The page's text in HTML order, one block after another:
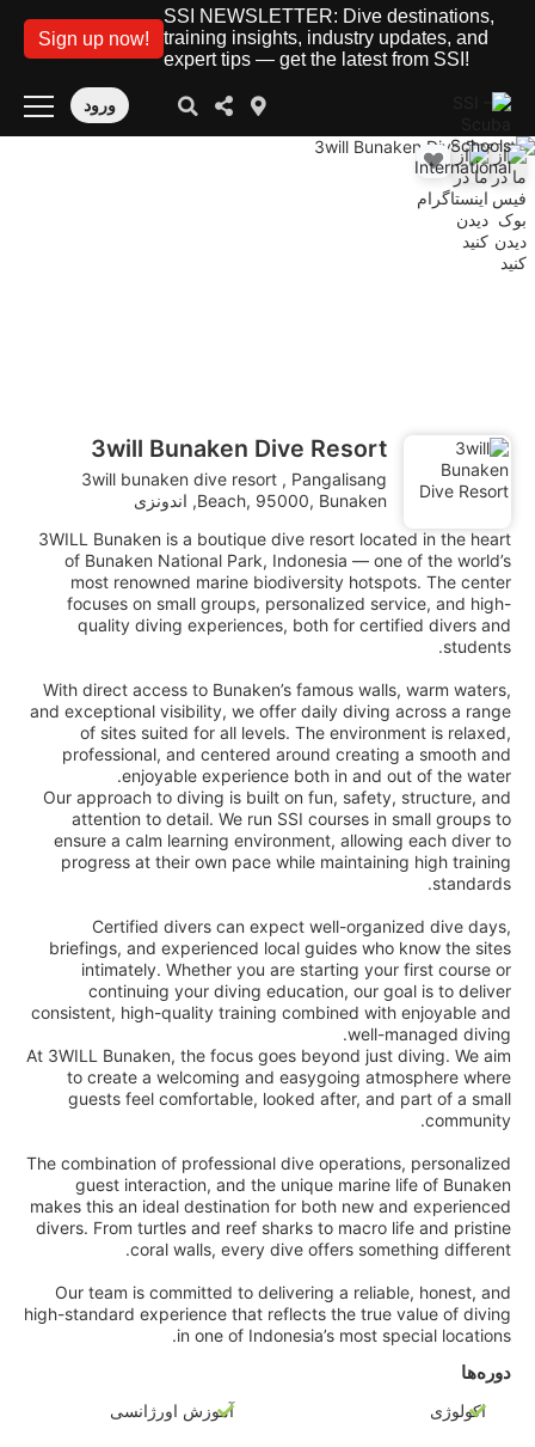
SSI NEWSLETTER: Dive destinations,
training insights, industry updates, and
expert tips — get the latest from SSI!
Sign up now!
ورود
3will Bunaken Dive Resort
3will bunaken dive resort , Pangalisang
Beach, 95000, Bunaken, اندونزی
3WILL Bunaken is a boutique dive resort located in the heart
of Bunaken National Park, Indonesia — one of the world’s
most renowned marine biodiversity hotspots. The center
focuses on small groups, personalized service, and high-
quality diving experiences, both for certified divers and
students.
With direct access to Bunaken’s famous walls, warm waters,
and exceptional visibility, we offer daily diving across a range
of sites suited for all levels. The environment is relaxed,
professional, and centered around creating a smooth and
enjoyable experience both in and out of the water.
Our approach to diving is built on fun, safety, structure, and
attention to detail. We run SSI courses in small groups to
ensure a calm learning environment, allowing each diver to
progress at their own pace while maintaining high training
standards.
Certified divers can expect well-organized dive days,
briefings, and experienced local guides who know the sites
intimately. Whether you are starting your first course or
continuing your diving education, our goal is to deliver
consistent, high-quality training combined with enjoyable and
well-managed diving.
At 3WILL Bunaken, the focus goes beyond just diving. We aim
to create a welcoming and easygoing atmosphere where
guests feel comfortable, looked after, and part of a small
community.
The combination of professional dive operations, personalized
guest interaction, and the unique marine life of Bunaken
makes this an ideal destination for both new and experienced
divers. From turtles and reef sharks to macro life and pristine
coral walls, every dive offers something different.
Our team is committed to delivering a reliable, honest, and
high-standard experience that reflects the true value of diving
in one of Indonesia’s most special locations.
دوره‌ها
اکولوژی آموزش اورژانسی